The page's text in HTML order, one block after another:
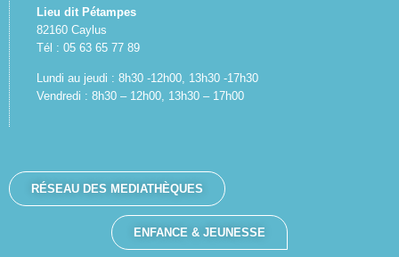
Lieu dit Pétampes
82160 Caylus
Tél : 05 63 65 77 89
Lundi au jeudi : 8h30 -12h00, 13h30 -17h30
Vendredi : 8h30 – 12h00, 13h30 – 17h00
RÉSEAU DES MEDIATHÈQUES
ENFANCE & JEUNESSE